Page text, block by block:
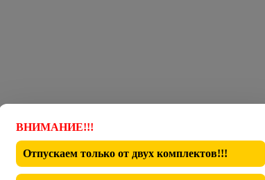
ВНИМАНИЕ!!!
Отпускаем только от двух комплектов!!!